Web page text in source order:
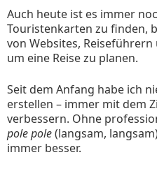
Auch heute ist es immer
Touristenkarten zu finden,
von Websites,
um eine Reise zu planen.
Seit dem Anfang habe ich
erstellen – immer mit dem
verbessern. Ohne
pole pole(langsam,
immer besser.